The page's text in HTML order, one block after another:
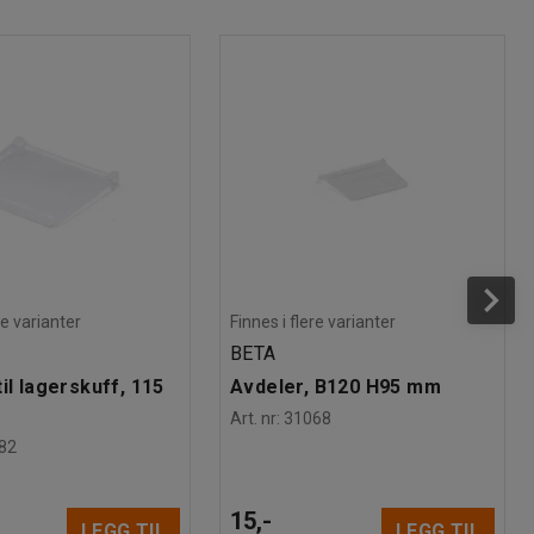
varianter
lagerskuff, 115
Finnes i flere varianter
BETA
Avdeler, B120 H95 mm
Art. nr: 31068
15,-